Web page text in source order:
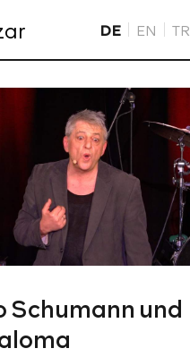
DE EN TR
Schumann und